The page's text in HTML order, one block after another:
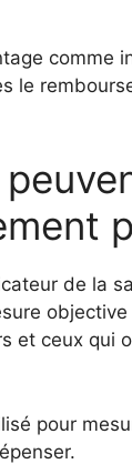
comme
le
de la
et ceux qui
pour